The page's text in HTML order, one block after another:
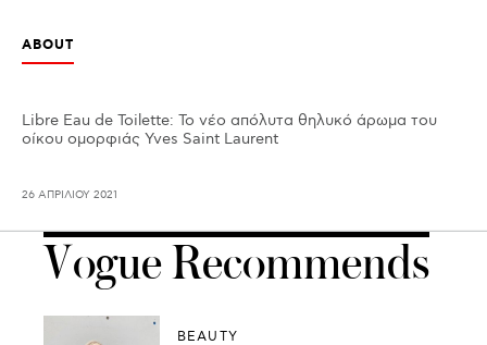
ABOUT
Libre Eau de Toilette: Το νέο απόλυτα θηλυκό άρωμα του
οίκου ομορφιάς Yves Saint Laurent
26 ΑΠΡΙΛΊΟΥ 2021
Vogue Recommends
BEAUTY